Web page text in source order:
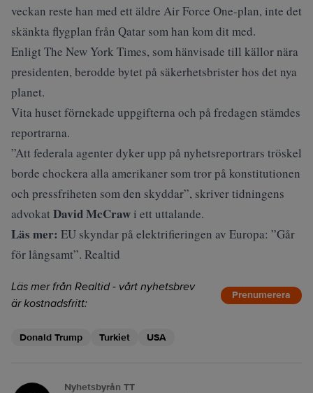
veckan reste han med ett äldre Air Force One-plan, inte det
skänkta flygplan från Qatar som han kom dit med.
Enligt The New York Times, som hänvisade till källor nära
presidenten, berodde bytet på säkerhetsbrister hos det nya
planet.
Vita huset förnekade uppgifterna och på fredagen stämdes
reportrarna.
”Att federala agenter dyker upp på nyhetsreportrars tröskel
borde chockera alla amerikaner som tror på konstitutionen
och pressfriheten som den skyddar”, skriver tidningens
advokat David McCraw i ett uttalande.
Läs mer: EU skyndar på elektrifieringen av Europa: ”Går
för långsamt”. Realtid
Läs mer från Realtid - vårt nyhetsbrev
är kostnadsfritt:
Prenumerera
Donald Trump Turkiet USA
Nyhetsbyrån TT